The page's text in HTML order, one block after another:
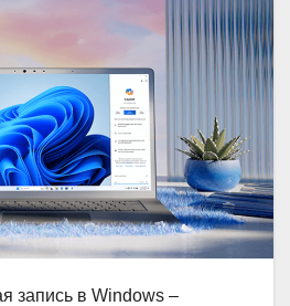
запись в Windows –